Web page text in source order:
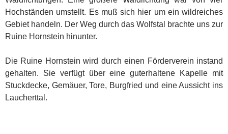
Hochständen umstellt. Es muß sich hier um ein wildreiches
Gebiet handeln. Der Weg durch das Wolfstal brachte uns zur
Ruine Hornstein hinunter.
Die Ruine Hornstein wird durch einen Förderverein instand
gehalten. Sie verfügt über eine guterhaltene Kapelle mit
Stuckdecke, Gemäuer, Tore, Burgfried und eine Aussicht ins
Laucherttal.